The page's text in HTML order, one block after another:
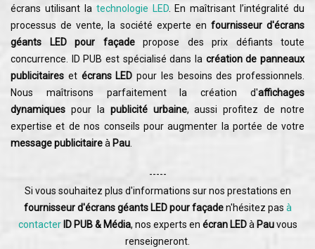
écrans utilisant la technologie LED. En maîtrisant l’intégralité du
processus de vente, la société experte en fournisseur d'écrans
géants LED pour façadepropose des prix défiants toute
concurrence. ID PUB est spécialisé dans la création de panneaux
publicitaires et écrans LED pour les besoins des professionnels.
Nous maîtrisons parfaitement la création d'affichages
dynamiques pour la publicité urbaine, aussi profitez de notre
expertise et de nos conseils pour augmenter la portée de votre
message publicitaireà Pau
-----
Si vous souhaitez plus d'informations sur nos prestations en
fournisseur d'écrans géants LED pour façaden'hésitez pas à
contacter ID PUB & Média, nos experts en écran LEDà Pauvous
renseigneront.